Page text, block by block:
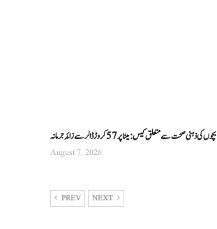
بچوں کی ذہنی صحت سے متعلق کیس: میٹا پر 57 کروڑ ڈالر سے زائد جرمانہ
August 7, 2026
PREV NEXT